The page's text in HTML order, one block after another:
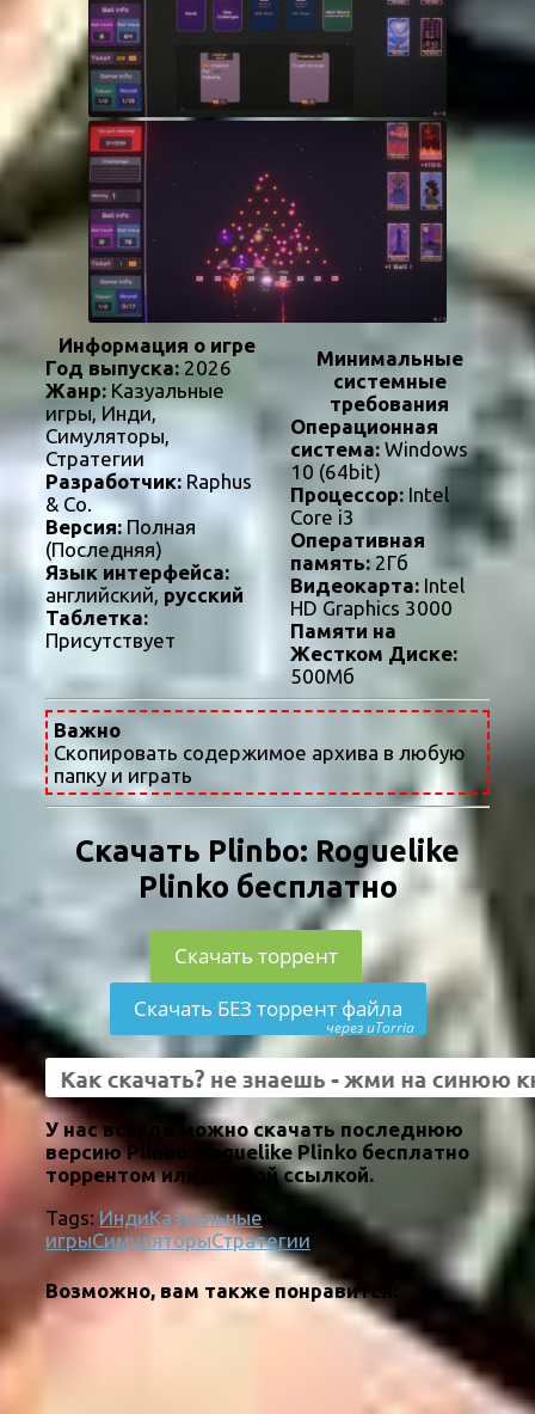
Информация о игре
Год выпуска: 2026
Жанр: Казуальные
игры, Инди,
Симуляторы,
Стратегии
Разработчик: Raphus
& Co.
Версия:Полная
(Последняя)
Язык интерфейса:
английский, русский
Таблетка:
Присутствует
Минимальные
системные
требования
Операционная
система:Windows
10 (64bit)
Процессор:Intel
Core i3
Оперативная
память:2Гб
Видеокарта:Intel
HD Graphics 3000
Памяти на
Жестком Диске:
500Мб
Важно
Скопировать содержимое архива в любую
папку и играть
Скачать Plinbo: Roguelike
Plinko бесплатно
Скачать торрент
Скачать БЕЗ торрент файла
через uTorria
У нас всегда можно скачать последнюю
версию Plinbo: Roguelike Plinko бесплатно
торрентом или прямой ссылкой.
Tags: ИндиКазуальные
игрыСимуляторыСтратегии
Возможно, вам также понравится: